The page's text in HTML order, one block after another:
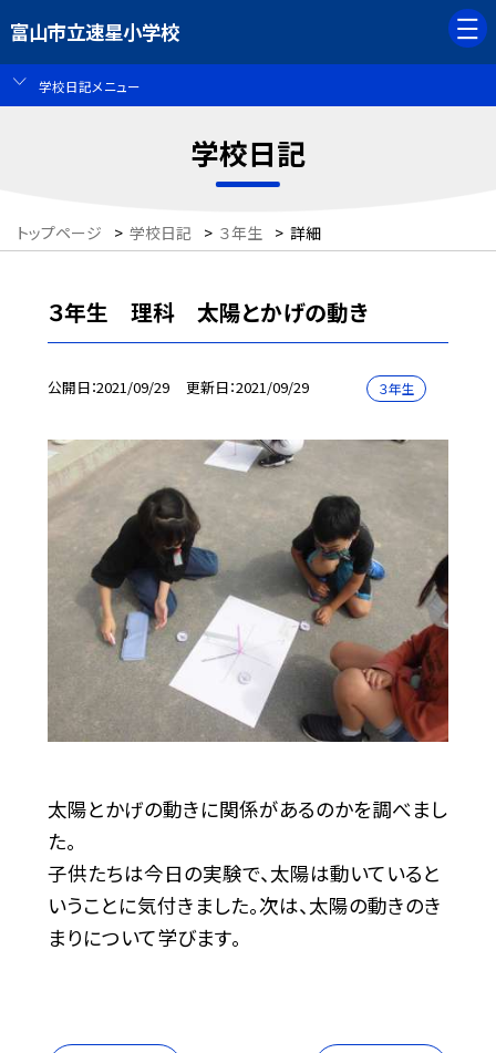
富山市立速星小学校
学校日記メニュー
学校日記
トップページ > 学校日記 > ３年生 > 詳細
３年生 理科 太陽とかげの動き
公開日 2021/09/29 更新日 2021/09/29 ３年生
太陽とかげの動きに関係があるのかを調べまし
た。
子供たちは今日の実験で、太陽は動いていると
いうことに気付きました。次は、太陽の動きのき
まりについて学びます。